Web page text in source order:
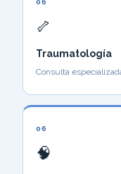
06
🦴
Traumatología
Consulta
06
🧠